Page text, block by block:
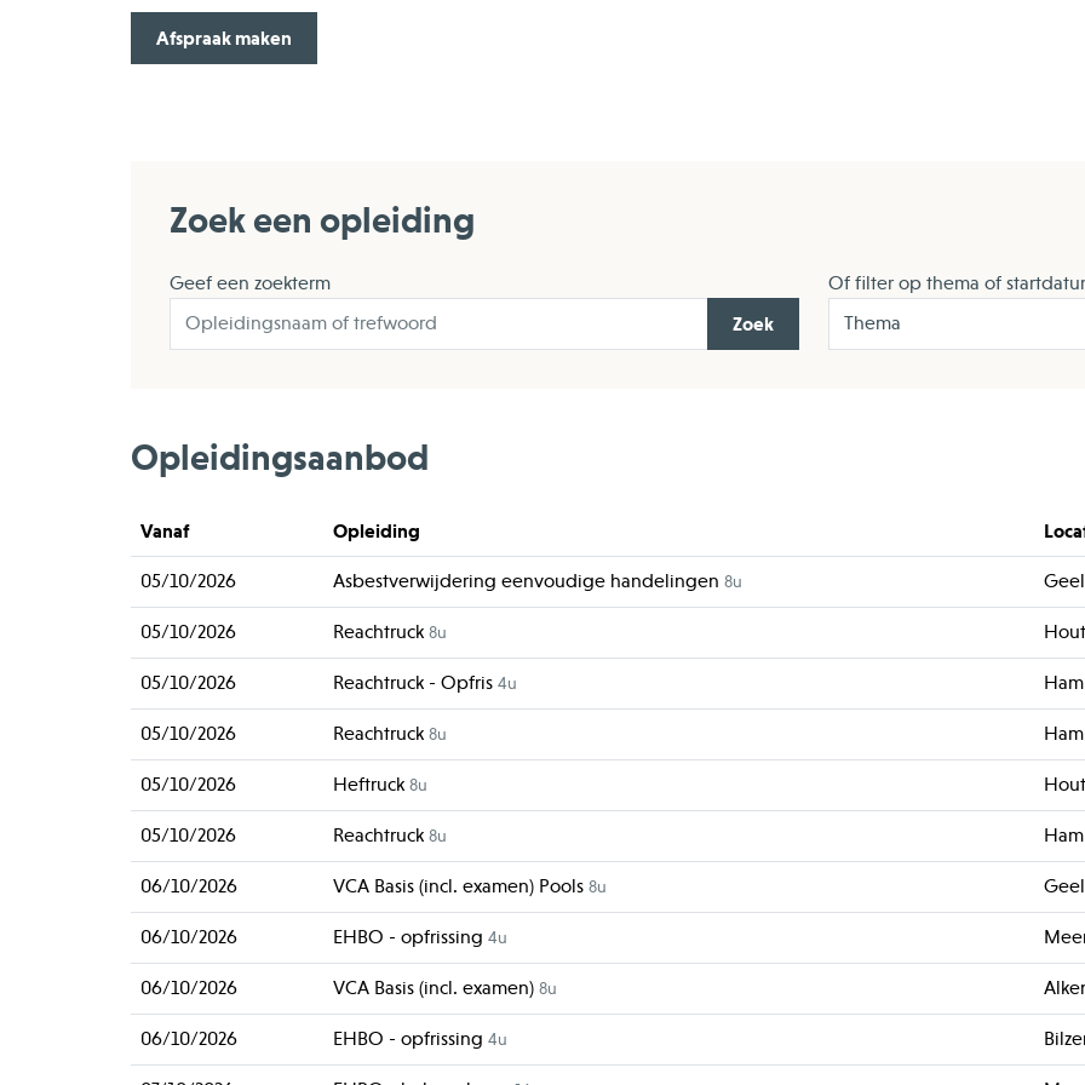
Afspraak maken
Zoek een opleiding
Geef een zoekterm
Zoek
Of filter op thema of
Opleidingsaanbod
Vanaf Opleiding
05/10/2026 Asbestverwijdering eenvoudige handelingen 8u Geel
05/10/2026 Reachtruck 8u
05/10/2026 Reachtruck - Opfris 4u Ham
05/10/2026 Reachtruck 8u Ham
05/10/2026 Heftruck 8u
05/10/2026 Reachtruck 8u
06/10/2026 VCA Basis (incl. examen) Pools 8u Geel
06/10/2026 EHBO - opfrissing 4u
06/10/2026 VCA Basis (incl. examen) 8u
06/10/2026 EHBO - opfrissing 4u